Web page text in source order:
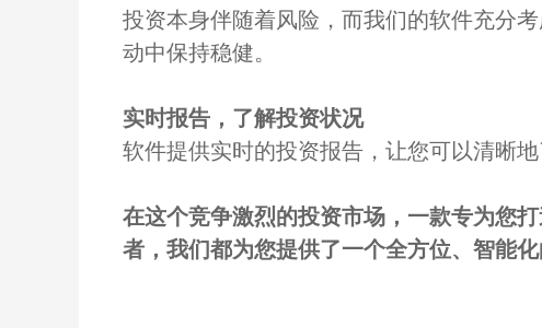
投资本身伴随着风险，而我们的软件充分
动中保持稳健。
实时报告，了解投资状况
软件提供实时的投资报告，让您可以清晰
在这个竞争激烈的投资市场，一款专为您
者，我们都为您提供了一个全方位、智能